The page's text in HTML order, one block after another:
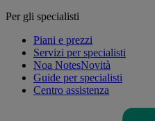
Per gli specialisti
Piani e prezzi
Servizi per specialisti
Noa NotesNovità
Guide per specialisti
Centro assistenza